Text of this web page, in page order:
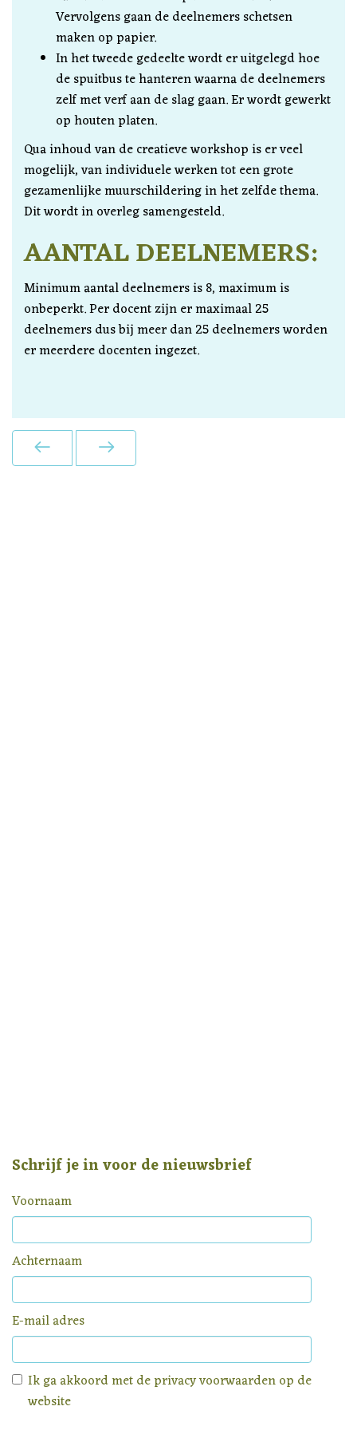
Vervolgens gaan de deelnemers schetsen
maken op papier.
In het tweede gedeelte wordt er uitgelegd hoe
de spuitbus te hanteren waarna de deelnemers
zelf met verf aan de slag gaan. Er wordt gewerkt
op houten platen.
Qua inhoud van de creatieve workshop is er veel
mogelijk, van individuele werken tot een grote
gezamenlijke muurschildering in het zelfde thema.
Dit wordt in overleg samengesteld.
AANTAL DEELNEMERS:
Minimum aantal deelnemers is 8, maximum is
onbeperkt. Per docent zijn er maximaal 25
deelnemers dus bij meer dan 25 deelnemers worden
er meerdere docenten ingezet.
Schrijf je in voor de nieuwsbrief
Voornaam
Achternaam
E-mail adres
Ik ga akkoord met deprivacy voorwaardenop de
website